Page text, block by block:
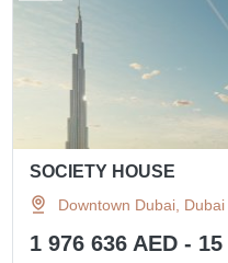
SOCIETY HOUSE
Downtown Dubai, Dubai
1 976 636 AED -